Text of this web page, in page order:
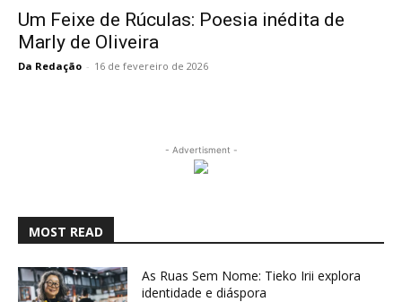
Um Feixe de Rúculas: Poesia inédita de
Marly de Oliveira
Da Redação - 16 de fevereiro de 2026
- Advertisment -
MOST READ
As Ruas Sem Nome: Tieko Irii explora
identidade e diáspora